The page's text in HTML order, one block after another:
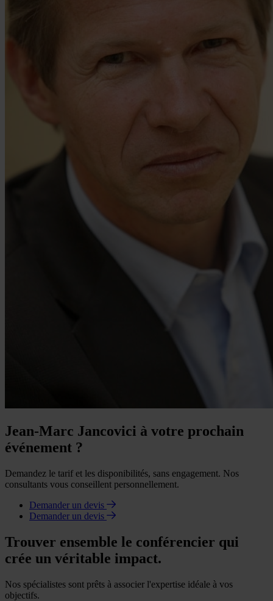
Jean-Marc Jancovici à votre prochain
événement ?
Demandez le tarif et les disponibilités, sans engagement. Nos
consultants vous conseillent personnellement.
Demander un devis
Demander un devis
Trouver ensemble le conférencier qui
crée un véritable impact.
Nos spécialistes sont prêts à associer l'expertise idéale à vos
objectifs.